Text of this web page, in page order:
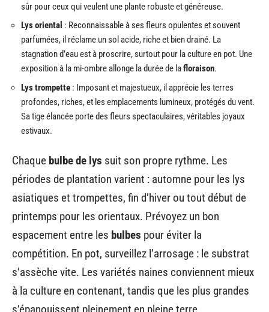
sûr pour ceux qui veulent une plante robuste et généreuse.
Lys oriental : Reconnaissable à ses fleurs opulentes et souvent
parfumées, il réclame un sol acide, riche et bien drainé. La
stagnation d’eau est à proscrire, surtout pour la culture en pot. Une
exposition à la mi-ombre allonge la durée de lafloraison.
Lys trompette : Imposant et majestueux, il apprécie les terres
profondes, riches, et les emplacements lumineux, protégés du vent.
Sa tige élancée porte des fleurs spectaculaires, véritables joyaux
estivaux.
Chaque bulbe de lys suit son propre rythme. Les
périodes de plantation varient : automne pour les lys
asiatiques et trompettes, fin d’hiver ou tout début de
printemps pour les orientaux. Prévoyez un bon
espacement entre les bulbes pour éviter la
compétition. En pot, surveillez l’arrosage : le substrat
s’assèche vite. Les variétés naines conviennent mieux
à la culture en contenant, tandis que les plus grandes